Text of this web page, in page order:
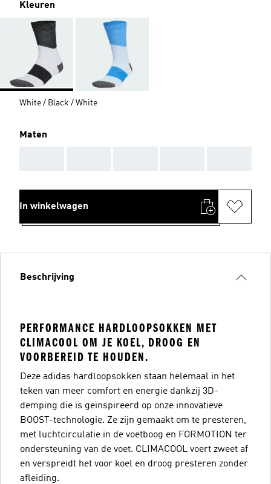
Kleuren
White / Black / White
Maten
In winkelwagen
Beschrijving
PERFORMANCE HARDLOOPSOKKEN MET
CLIMACOOL OM JE KOEL, DROOG EN
VOORBEREID TE HOUDEN.
Deze adidas hardloopsokken staan helemaal in het
teken van meer comfort en energie dankzij 3D-
demping die is geïnspireerd op onze innovatieve
BOOST-technologie. Ze zijn gemaakt om te presteren,
met luchtcirculatie in de voetboog en FORMOTION ter
ondersteuning van de voet. CLIMACOOL voert zweet af
en verspreidt het voor koel en droog presteren zonder
afleiding.